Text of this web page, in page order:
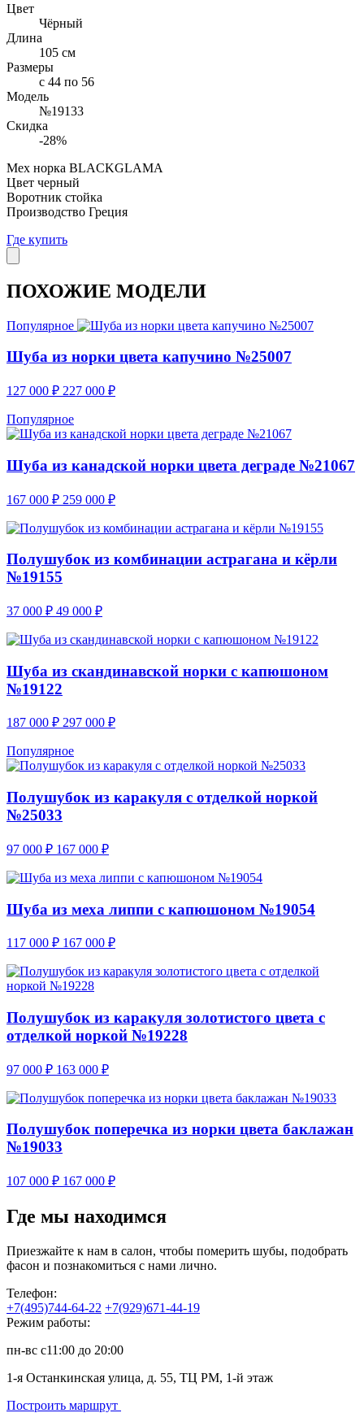
Цвет
Чёрный
Длина
105 см
Размеры
с 44 по 56
Модель
№19133
Скидка
-28%
Мех норка BLACKGLAMA
Цвет черный
Воротник стойка
Производство Греция
Где купить
ПОХОЖИЕ МОДЕЛИ
Популярное
Шуба из норки цвета капучино №25007
127 000 ₽ 227 000 ₽
Популярное
Шуба из канадской норки цвета деграде №21067
167 000 ₽ 259 000 ₽
Полушубок из комбинации астрагана и кёрли
№19155
37 000 ₽ 49 000 ₽
Шуба из скандинавской норки с капюшоном
№19122
187 000 ₽ 297 000 ₽
Популярное
Полушубок из каракуля с отделкой норкой
№25033
97 000 ₽ 167 000 ₽
Шуба из меха липпи с капюшоном №19054
117 000 ₽ 167 000 ₽
Полушубок из каракуля золотистого цвета с
отделкой норкой №19228
97 000 ₽ 163 000 ₽
Полушубок поперечка из норки цвета баклажан
№19033
107 000 ₽ 167 000 ₽
Где мы находимся
Приезжайте к нам в салон, чтобы померить шубы, подобрать
фасон и познакомиться с нами лично.
Телефон:
+7(495)744-64-22 +7(929)671-44-19
Режим работы:
пн-вс с11:00 до 20:00
1-я Останкинская улица, д. 55, ТЦ РМ, 1-й этаж
Построить маршрут